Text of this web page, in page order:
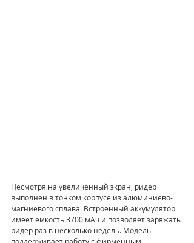
Несмотря на увеличенный экран, ридер
выполнен в тонком корпусе из алюминиево-
магниевого сплава. Встроенный аккумулятор
имеет емкость 3700 мАч и позволяет заряжать
ридер раз в несколько недель. Модель
поддерживает работу с фирменным